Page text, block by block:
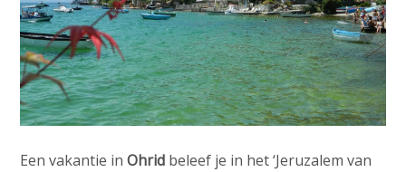
Een vakantie inOhrid beleef je in het ‘Jeruzalem van